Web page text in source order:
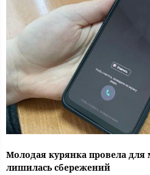
Молодая курянка провела
лишилась сбережений